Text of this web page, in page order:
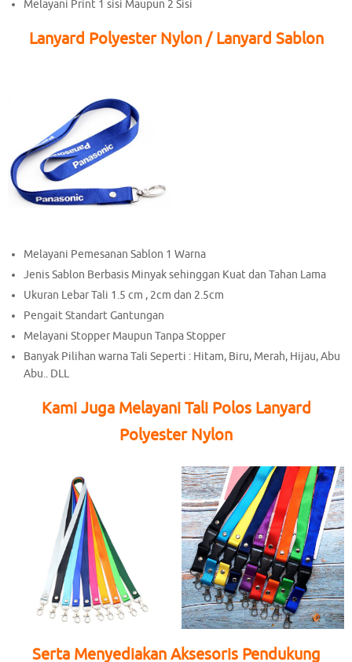
Melayani Print 1 sisi Maupun 2 Sisi
Lanyard Polyester Nylon / Lanyard Sablon
Melayani Pemesanan Sablon 1 Warna
Jenis Sablon Berbasis Minyak sehinggan Kuat dan Tahan Lama
Ukuran Lebar Tali 1.5 cm , 2cm dan 2.5cm
Pengait Standart Gantungan
Melayani Stopper Maupun Tanpa Stopper
Banyak Pilihan warna Tali Seperti : Hitam, Biru, Merah, Hijau, Abu
Abu.. DLL
Kami Juga Melayani Tali Polos Lanyard
Polyester Nylon
Serta Menyediakan Aksesoris Pendukung